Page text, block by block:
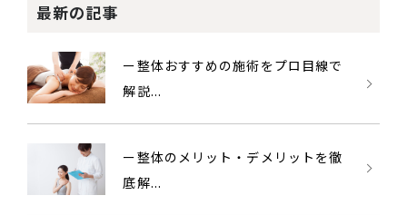
最新の記事
ー整体おすすめの施術をプロ目線で
解説...
ー整体のメリット・デメリットを徹
底解...